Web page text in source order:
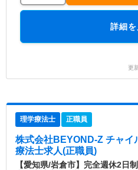
詳細を
更
理学療法士 正職員
株式会社BEYOND-Z チャイ
療法士求人(正職員)
【愛知県/岩倉市】完全週休2日